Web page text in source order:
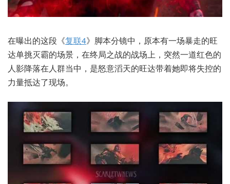
在曝出的这段《复联4》脚本分镜中，原本有一场暴走的旺
达单挑灭霸的场景，在终局之战的战场上，突然一道红色的
人影降落在人群当中，是怒意滔天的旺达带着她即将失控的
力量抵达了现场。